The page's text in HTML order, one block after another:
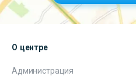
О центре
Администрация